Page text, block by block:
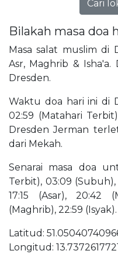
Cari
Bilakah masa doa
Masa salat muslim di
Asr, Maghrib & Isha'a.
Dresden.
Waktu doa hari ini di
02:59 (Matahari
Dresden Jerman
dari Mekah.
Senarai masa doa
Terbit), 03:09 (Subuh),
17:15 (Asar), 20:42
(Maghrib), 22:59 (Isyak).
Latitud:
Longitud: